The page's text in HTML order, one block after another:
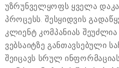
უზრუნველყოფს ყველა
პროცესს. შესყიდვის
კლიენტ კომპანიას
ვებსაიტზე განთავსებული
შეიცავს სრულ